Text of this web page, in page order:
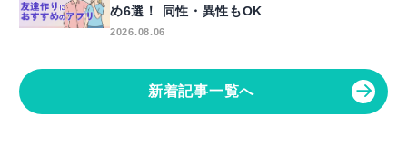
め6選！ 同性・異性もOK
2026.08.06
新着記事一覧へ